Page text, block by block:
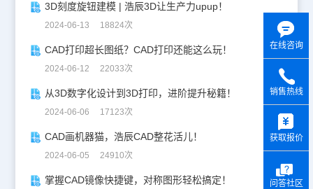
3D刻度旋钮建模 | 浩辰3D让生产力upup！
2024-06-13 18824次
CAD打印超长图纸？CAD打印还能这么玩！
2024-06-12 22033次
从3D数字化设计到3D打印，进阶提升秘籍！
2024-06-06 17123次
CAD画机器猫，浩辰CAD整花活儿！
2024-06-05 24910次
掌握CAD镜像快捷键，对称图形轻松搞定！
在线咨询
销售热线
获取报价
问答社区